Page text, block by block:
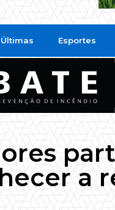
Últimas Esportes
a